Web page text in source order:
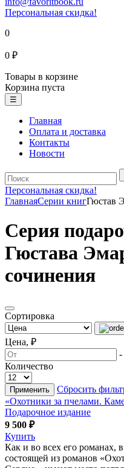
Персональная скидка!
0
0 ₽
Товары в корзине
Корзина пуста
☰
Главная
Оплата и доставка
Контакты
Новости
Персональная скидка!
ГлавнаяСерии книгГюстав
Серия
Гюстава
сочинения
Сортировка
Цена, ₽
-
Количество
Применить
Сбросить
«Охотники за пчелами.
Подарочное издание
9 500 ₽
Купить
Как и во всех его романах,
состоящей из романов